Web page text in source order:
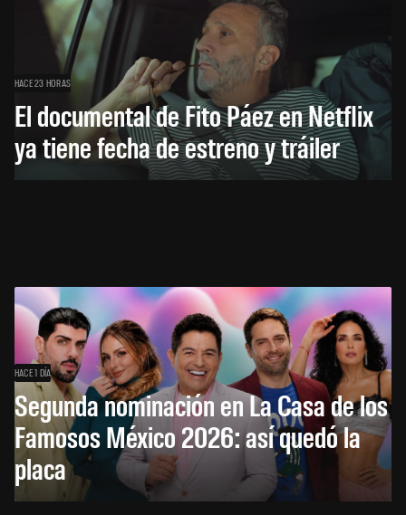
HACE 23 HORAS
El documental de Fito Páez en Netflix
ya tiene fecha de estreno y tráiler
HACE 1 DÍA
Segunda nominación en La Casa de los
Famosos México 2026: así quedó la
placa